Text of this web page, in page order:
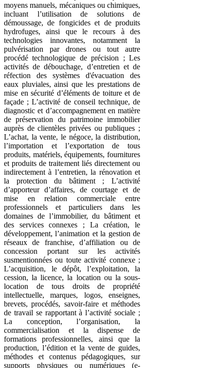
moyens manuels, mécaniques ou chimiques,
incluant l’utilisation de solutions de
démoussage, de fongicides et de produits
hydrofuges, ainsi que le recours à des
technologies innovantes, notamment la
pulvérisation par drones ou tout autre
procédé technologique de précision ; Les
activités de débouchage, d’entretien et de
réfection des systèmes d'évacuation des
eaux pluviales, ainsi que les prestations de
mise en sécurité d’éléments de toiture et de
façade ; L’activité de conseil technique, de
diagnostic et d’accompagnement en matière
de préservation du patrimoine immobilier
auprès de clientèles privées ou publiques ;
L’achat, la vente, le négoce, la distribution,
l’importation et l’exportation de tous
produits, matériels, équipements, fournitures
et produits de traitement liés directement ou
indirectement à l’entretien, la rénovation et
la protection du bâtiment ; L’activité
d’apporteur d’affaires, de courtage et de
mise en relation commerciale entre
professionnels et particuliers dans les
domaines de l’immobilier, du bâtiment et
des services connexes ; La création, le
développement, l’animation et la gestion de
réseaux de franchise, d’affiliation ou de
concession portant sur les activités
susmentionnées ou toute activité connexe ;
L’acquisition, le dépôt, l’exploitation, la
cession, la licence, la location ou la sous-
location de tous droits de propriété
intellectuelle, marques, logos, enseignes,
brevets, procédés, savoir-faire et méthodes
de travail se rapportant à l’activité sociale ;
La conception, l’organisation, la
commercialisation et la dispense de
formations professionnelles, ainsi que la
production, l’édition et la vente de guides,
méthodes et contenus pédagogiques, sur
supports physiques ou numériques (e-